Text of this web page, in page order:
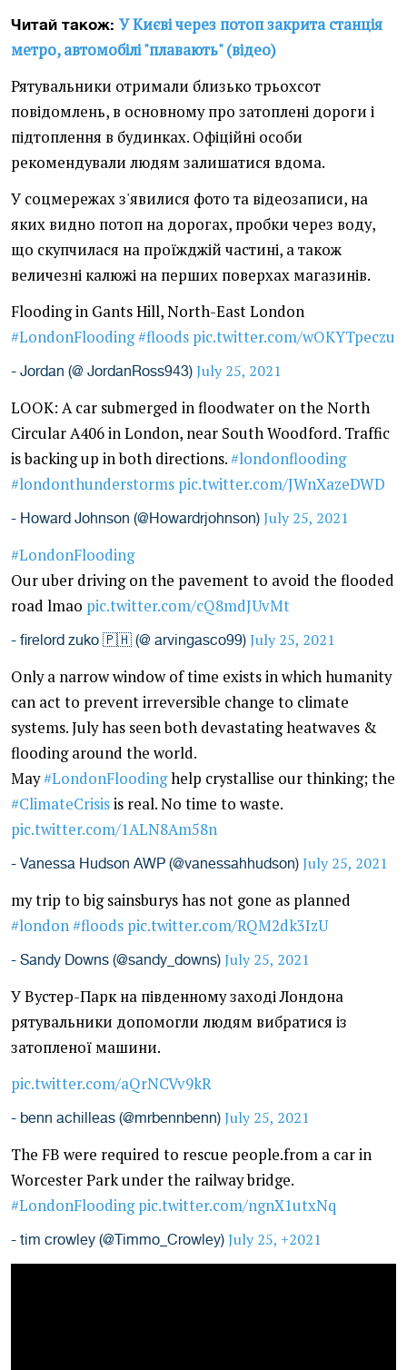
Читай також: У Києві через потоп закрита станція
метро, автомобілі "плавають" (відео)
Рятувальники отримали близько трьохсот
повідомлень, в основному про затоплені дороги і
підтоплення в будинках. Офіційні особи
рекомендували людям залишатися вдома.
У соцмережах з'явилися фото та відеозаписи, на
яких видно потоп на дорогах, пробки через воду,
що скупчилася на проїжджій частині, а також
величезні калюжі на перших поверхах магазинів.
Flooding in Gants Hill, North-East London
#LondonFlooding#floods pic.twitter.com/wOKYTpeczu
- Jordan (@ JordanRoss943) July 25, 2021
LOOK: A car submerged in floodwater on the North
Circular A406 in London, near South Woodford. Traffic
is backing up in both directions.#londonflooding
#londonthunderstorms pic.twitter.com/JWnXazeDWD
- Howard Johnson (@Howardrjohnson) July 25, 2021
#LondonFlooding
Our uber driving on the pavement to avoid the flooded
road lmao pic.twitter.com/cQ8mdJUvMt
- firelord zuko 🇵🇭 (@ arvingasco99) July 25, 2021
Only a narrow window of time exists in which humanity
can act to prevent irreversible change to climate
systems. July has seen both devastating heatwaves &
flooding around the world.
May#LondonFloodinghelp crystallise our thinking; the
#ClimateCrisisis real. No time to waste.
pic.twitter.com/1ALN8Am58n
- Vanessa Hudson AWP (@vanessahhudson) July 25, 2021
my trip to big sainsburys has not gone as planned
#london#floods pic.twitter.com/RQM2dk3IzU
- Sandy Downs (@sandy_downs) July 25, 2021
У Вустер-Парк на південному заході Лондона
рятувальники допомогли людям вибратися із
затопленої машини.
pic.twitter.com/aQrNCVv9kR
- benn achilleas (@mrbennbenn) July 25, 2021
The FB were required to rescue people.from a car in
Worcester Park under the railway bridge.
#LondonFlooding pic.twitter.com/ngnX1utxNq
- tim crowley (@Timmo_Crowley) July 25, +2021